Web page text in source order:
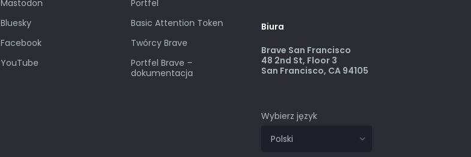
Mastodon
Bluesky
Facebook
YouTube
Portfel
Basic Attention Token
Twórcy Brave
Portfel Brave –
dokumentacja
Biura
Brave San Francisco
48 2nd St, Floor 3
San Francisco, CA 94105
Wybierz język